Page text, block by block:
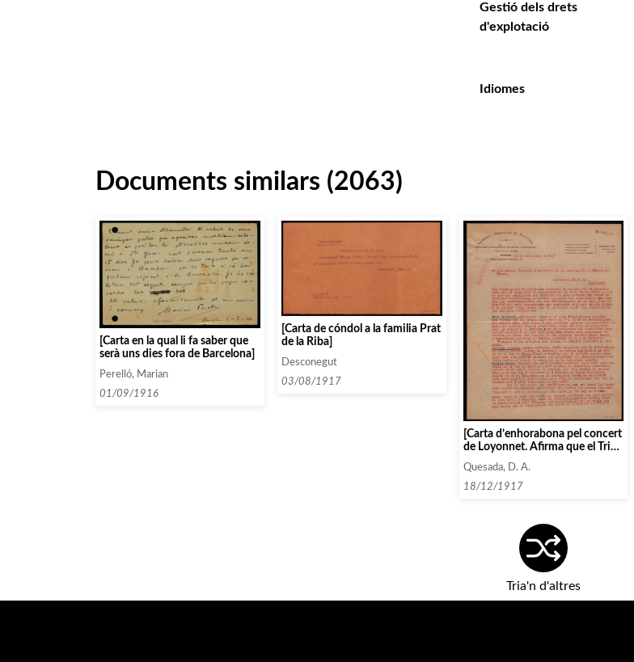
Gestió dels drets
d'explotació
Idiomes
Documents similars (2063)
[Carta en la qual li fa saber que
serà uns dies fora de Barcelona]
Perelló, Marian
01/09/1916
[Carta de cóndol a la familia Prat
de la Riba]
Desconegut
03/08/1917
[Carta d’enhorabona pel concert
de Loyonnet. Afirma que el Trio
Pardo podria tocar durant el
mes de març]
Quesada, D. A.
18/12/1917
Tria'n d'altres